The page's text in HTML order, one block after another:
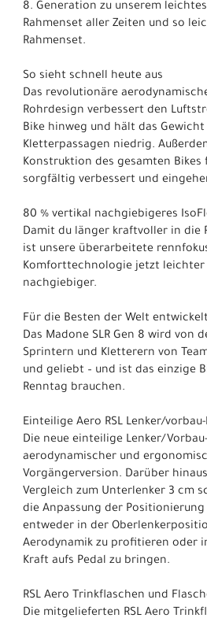
8. Generation zu unserem
Rahmenset aller Zeiten und so
Rahmenset.
So sieht schnell heute aus
Das revolutionäre
Rohrdesign verbessert den
Bike hinweg und hält das
Kletterpassagen niedrig.
Konstruktion des gesamten Bikes
sorgfältig verbessert und
80 % vertikal nachgiebigeres
Damit du länger kraftvoller in die
ist unsere überarbeitete
Komforttechnologie jetzt leichter
nachgiebiger.
Für die Besten der Welt entwickelt
Das Madone SLR Gen 8 wird von
Sprintern und Kletterern von
und geliebt – und ist das einzige
Renntag brauchen.
Einteilige Aero RSL Lenker/
Die neue einteilige Lenker/
aerodynamischer und
Vorgängerversion. Darüber
Vergleich zum Unterlenker 3 cm
die Anpassung der Positionierung
entweder in der
Aerodynamik zu profitieren oder
Kraft aufs Pedal zu bringen.
RSL Aero Trinkflaschen und
Die mitgelieferten RSL Aero